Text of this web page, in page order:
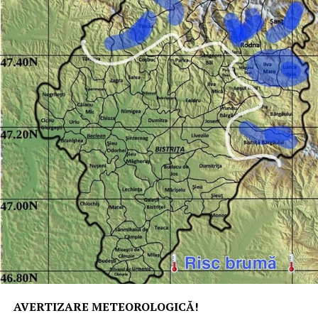
cineva despre Liceul silvic de la Năsăud și să nu fi auzit
de el. O parte din absolvenți au continuat studiile și au
devenit ingineri, șefi de ocoale silvice sau direcții silvice
în județul nostru sau în județele învecinateDin dorința
de a întâmpina nevoile de formare locale și zonale ale
tinerilor, școala noastră și-a diversificat în oferta
educațională cu încă 2 calificări, alături de cele silvice și
anume tehnician în protecția și calitatea mediului la
nivel liceal și operator fabricarea și prelucrarea
polimerilor, cea din urmă la solicitarea agenților
economici de profil din NăsăudRepere de excelență și
profesionalism
– În anul 1997 am fost singura școală silvică din
România nominalizată ca școală de resurse în cadrul
primului Proiect PHARE din România, profesorii de
silvicultură fiind autori de Standarde ocupaționale și
Programe școlare pentru calificările silvice
AVERTIZARE METEOROLOGICĂ!